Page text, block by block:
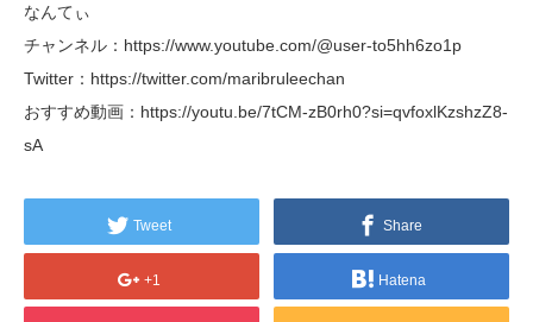
なんてぃ
チャンネル：https://www.youtube.com/@user-to5hh6zo1p
Twitter：https://twitter.com/maribruleechan
おすすめ動画：https://youtu.be/7tCM-zB0rh0?si=qvfoxlKzshzZ8-
sA
Tweet Share
+1 Hatena